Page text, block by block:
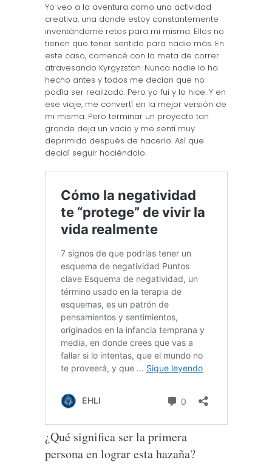
Yo veo a la aventura como una actividad
creativa, una donde estoy constantemente
inventándome retos para mi misma. Ellos no
tienen que tener sentido para nadie más. En
este caso, comencé con la meta de correr
atravesando Kyrgyzstan. Nunca nadie lo ha
hecho antes y todos me decían que no
podía ser realizado. Pero yo fui y lo hice. Y en
ese viaje, me convertí en la mejor versión de
mi misma. Pero terminar un proyecto tan
grande deja un vacío y me sentí muy
deprimida después de hacerlo. Así que
decidí seguir haciéndolo.
¿Qué significa ser la primera
persona en lograr esta hazaña?